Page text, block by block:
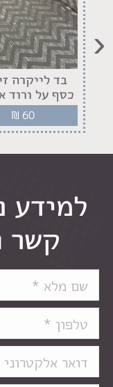
בד לייקרה
כסף על ורוד
₪ 60
‹
למידע
קשר